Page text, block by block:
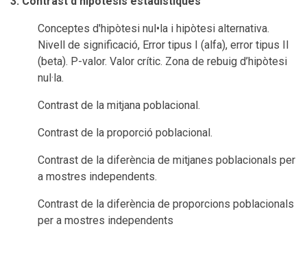
Conceptes d'hipòtesi nul•la i hipòtesi alternativa.
Nivell de significació, Error tipus I (alfa), error tipus II
(beta). P-valor. Valor crític. Zona de rebuig d’hipòtesi
nul·la.
Contrast de la mitjana poblacional.
Contrast de la proporció poblacional.
Contrast de la diferència de mitjanes poblacionals per
a mostres independents.
Contrast de la diferència de proporcions poblacionals
per a mostres independents